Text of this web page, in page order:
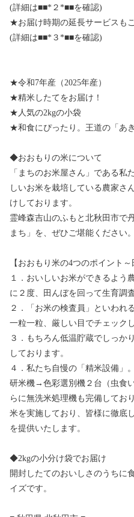
(詳細は■■*２*■■を確認)
★お届け時期の延長サービスも
(詳細は■■*３*■■を確認)
★令和7年産（2025年産）
★精米したてをお届け！
★人気の2kgの小袋
★和食にぴったり。王道の「あき
◆おおもりの米について
「まちのお米屋さん」である私
しいお米を栽培している農家さ
けしております。
霊峰森吉山のふもと北秋田市で
まち」を、ぜひご堪能ください。
【おおもり米の4つのポイント
１．おいしいお米ができるよう
に２度、田んぼを回って生育調
２．「お米の検査員」といわれ
一粒一粒、厳しい目でチェック
３．もちろん低温貯蔵でしっか
しております。
４．私たち自慢の「精米設備
研米機→色彩選別機２台（虫食
らに無洗米処理機も完備してお
米を実施しており、皆様に徹底
を提供いたします。
◆2kgの小分け袋でお届け
開封したてのおいしさのうちに
イズです。